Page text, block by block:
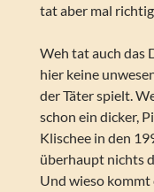
tat aber mal
Weh tat auch das
hier keine
der Täter spielt.
schon ein dicker,
Klischee in den
überhaupt nichts
Und wieso kommt